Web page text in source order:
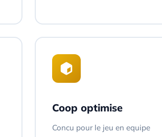
Coop optimise
Concu pour le jeu en equipe